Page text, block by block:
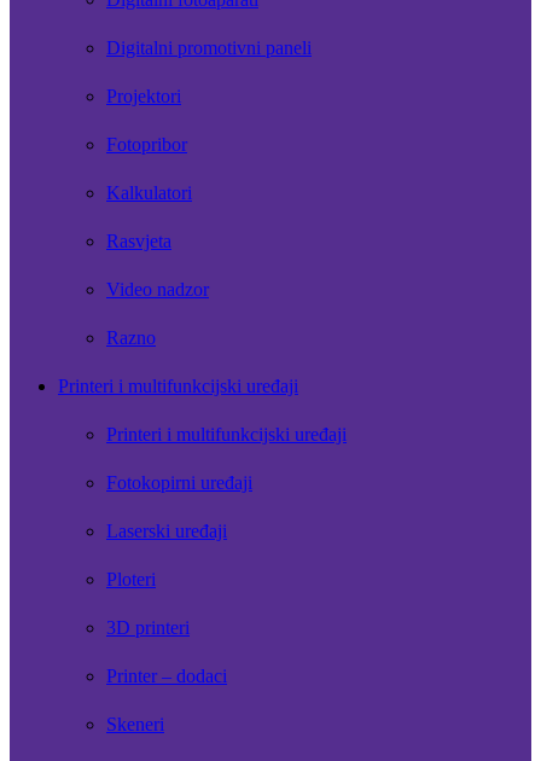
Digitalni promotivni paneli
Projektori
Fotopribor
Kalkulatori
Rasvjeta
Video nadzor
Razno
Printeri i multifunkcijski uređaji
Printeri i multifunkcijski uređaji
Fotokopirni uređaji
Laserski uređaji
Ploteri
3D printeri
Printer – dodaci
Skeneri